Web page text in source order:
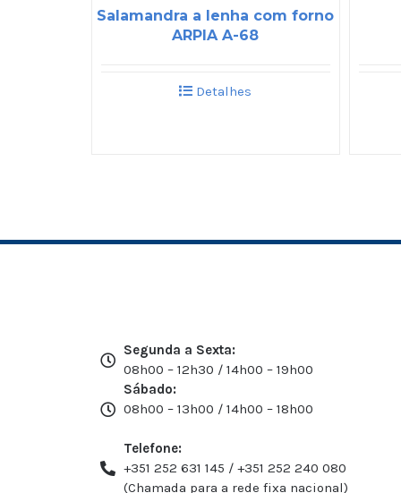
Salamandra a lenha com forno
ARPIA A-68
Detalhes
Segunda a Sexta:
08h00 – 12h30 / 14h00 – 19h00
Sábado:
08h00 – 13h00 / 14h00 – 18h00
Telefone:
+351 252 631 145 / +351 252 240 080
(Chamada para a rede fixa nacional)